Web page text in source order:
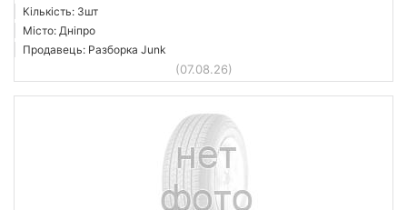
Кількість: 3шт
Місто: Дніпро
Продавець: Разборка Junk
(07.08.26)